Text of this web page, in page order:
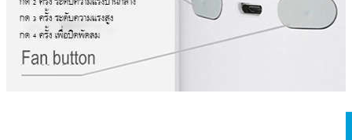
แก้วเก็บความเย็น
กระบอกน้ำสแตนเลส
กระบอกน้ำพลาสติก
แก้วพลาสติกแบบแข็ง